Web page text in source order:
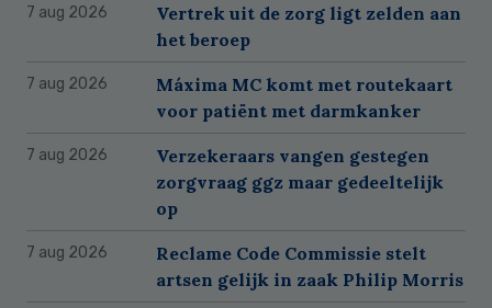
7 aug 2026
Vertrek uit de zorg ligt zelden aan
het beroep
7 aug 2026
Máxima MC komt met routekaart
voor patiënt met darmkanker
7 aug 2026
Verzekeraars vangen gestegen
zorgvraag ggz maar gedeeltelijk
op
7 aug 2026
Reclame Code Commissie stelt
artsen gelijk in zaak Philip Morris